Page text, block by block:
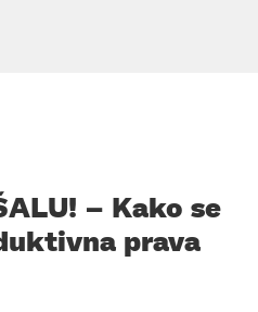
– Kako se
prava